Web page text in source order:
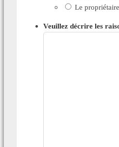
Le
Veuillez décrire les